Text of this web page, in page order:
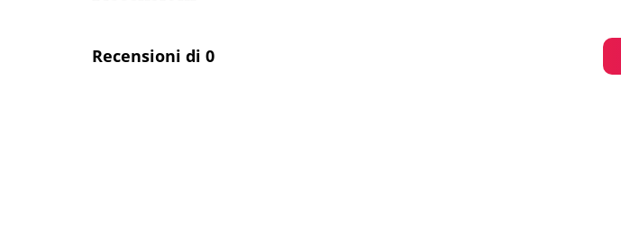
Recensioni di 0